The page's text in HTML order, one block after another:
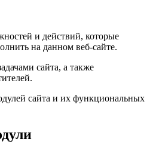
и действий, которые
на данном веб-сайте.
сайта, а также
сайта и их функциональных